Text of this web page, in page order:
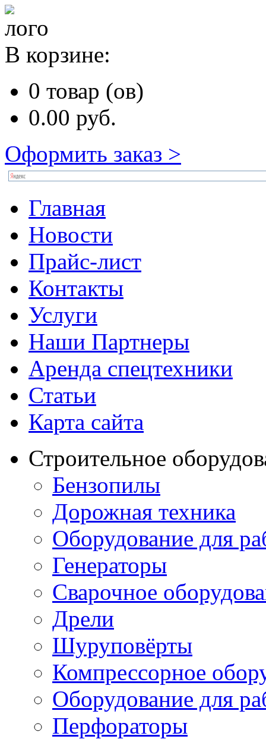
В корзине:
0 товар (ов)
0.00 руб.
Оформить заказ >
Главная
Новости
Прайс-лист
Контакты
Услуги
Наши Партнеры
Аренда спецтехники
Статьи
Карта сайта
Строительное
Бензопилы
Дорожная техника
Оборудование для
Генераторы
Сварочное
Дрели
Шуруповёрты
Компрессорное
Оборудование для
Перфораторы